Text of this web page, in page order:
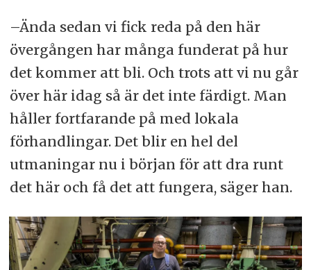
–Ända sedan vi fick reda på den här
övergången har många funderat på hur
det kommer att bli. Och trots att vi nu går
över här idag så är det inte färdigt. Man
håller fortfarande på med lokala
förhandlingar. Det blir en hel del
utmaningar nu i början för att dra runt
det här och få det att fungera, säger han.